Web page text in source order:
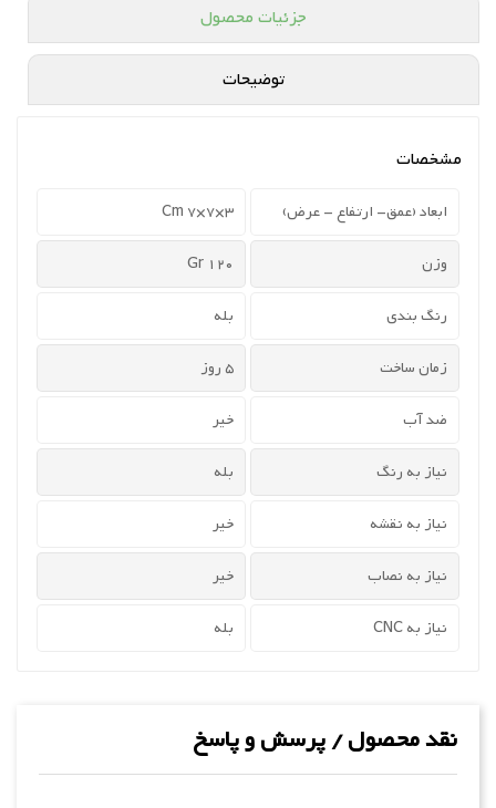
جزئیات محصول
توضیحات
مشخصات
ابعاد (عمق- ارتفاع - عرض) 3×7×7 Cm
وزن 120 Gr
رنگ بندی بله
زمان ساخت 5 روز
ضد آب خیر
نیاز به رنگ بله
نیاز به نقشه خیر
نیاز به نصاب خیر
نیاز به CNC بله
نقد محصول / پرسش و پاسخ